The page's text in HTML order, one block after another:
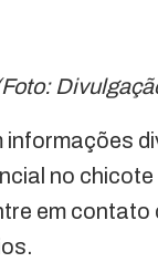
informações
no
em